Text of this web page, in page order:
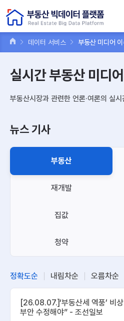
데이터 서비스 부동산 미디어
실시간 부동산 미디
부동산시장과 관련한 언론·여론의 실
뉴스 기사
부동산
재개발
집값
청약
정확도순 내림차순 오름차순
[26.08.07.]‘부동산세 역풍’ 비
부안 수정해야” - 조선일보